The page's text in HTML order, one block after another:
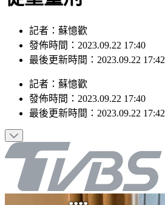
記者：蘇憶歡
發佈時間：2023.09.22 17:40
最後更新時間：2023.09.22 17:42
記者 ： 蘇憶歡
發佈時間： 2023.09.22 17:40
最後更新時間： 2023.09.22 17:42